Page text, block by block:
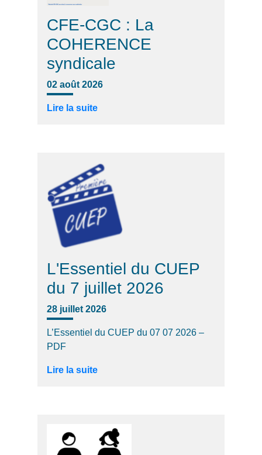
CFE-CGC : La
COHERENCE
syndicale
02 août 2026
Lire la suite
L'Essentiel du CUEP
du 7 juillet 2026
28 juillet 2026
L’Essentiel du CUEP du 07 07 2026 –
PDF
Lire la suite